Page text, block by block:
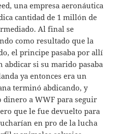
una empresa aeronáutica
cantidad de 1 millón de
Al final se
como resultado que la
el principe pasaba por allí
abdicar si su marido pasaba
ya entonces era un
terminó abdicando, y
a WWF para seguir
que le fue devuelto para
en pro de la lucha